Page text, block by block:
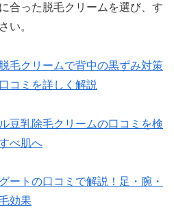
合った脱毛クリームを選び、す
い。
毛クリームで背中の黒ずみ対策
コミを詳しく解説
豆乳除毛クリームの口コミを検
べ肌へ
ートの口コミで解説！足・腕・
効果